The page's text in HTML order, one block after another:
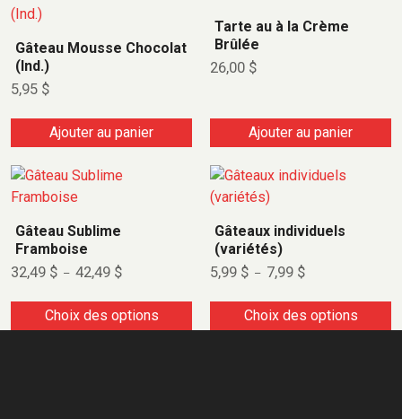
Gâteau Mousse Chocolat
(Ind.)
5,95 $
Ajouter au panier
Tarte au à la Crème
Brûlée
26,00 $
Ajouter au panier
Gâteau Sublime
Framboise
32,49 $ – 42,49 $
Choix des options
Gâteaux individuels
(variétés)
5,99 $ – 7,99 $
Choix des options